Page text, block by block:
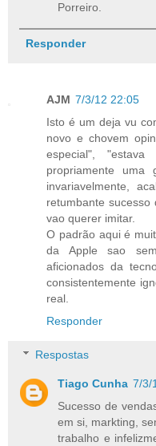
Porreiro.
Responder
AJM 7/3/12 22:05
Isto é um deja vu
novo e chovem
especial",
propriamente uma
invariavelmente,
retumbante
vao querer imitar.
O padrão aqui é
da Apple sao
aficionados da
consistentemente
real.
Responder
Respostas
Tiago Cunha 7/3/
Sucesso de
em si, markting,
trabalho e